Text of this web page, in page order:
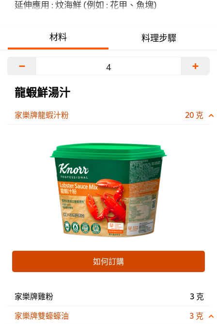
延伸應用 : 炆海鮮 (例如 : 花甲、魚塊)
材料 料理步驟
− +
龍蝦鮮湯汁
家樂牌龍蝦汁粉 20 克
如何訂購
家樂牌雞粉
3 克
家樂牌雙蠔蠔油
3 克